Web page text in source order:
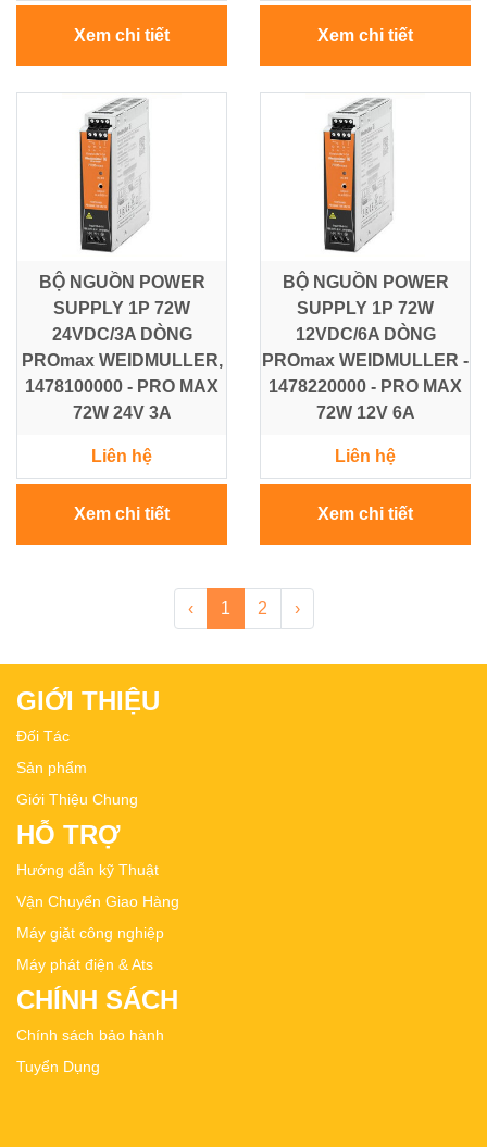
Xem chi tiết Xem chi tiết
BỘ NGUỒN POWER
SUPPLY 1P 72W
24VDC/3A DÒNG
PROmax WEIDMULLER,
1478100000 - PRO MAX
72W 24V 3A
Liên hệ
Xem chi tiết
BỘ NGUỒN POWER
SUPPLY 1P 72W
12VDC/6A DÒNG
PROmax WEIDMULLER -
1478220000 - PRO MAX
72W 12V 6A
Liên hệ
Xem chi tiết
‹ 1 2 ›
GIỚI THIỆU
Đối Tác
Sản phẩm
Giới Thiệu Chung
HỖ TRỢ
Hướng dẫn kỹ Thuật
Vận Chuyển Giao Hàng
Máy giặt công nghiệp
Máy phát điện & Ats
CHÍNH SÁCH
Chính sách bảo hành
Tuyển Dụng